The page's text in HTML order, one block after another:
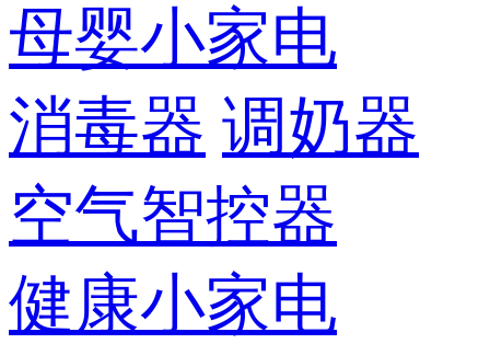
母婴小家电
消毒器 调奶器
空气智控器
健康小家电